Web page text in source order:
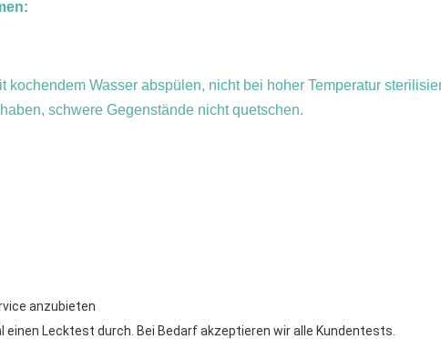
kochendem Wasser abspülen, nicht bei hoher Temperatur
schwere Gegenstände nicht quetschen.
anzubieten
Lecktest durch. Bei Bedarf akzeptieren wir alle Kundentests.